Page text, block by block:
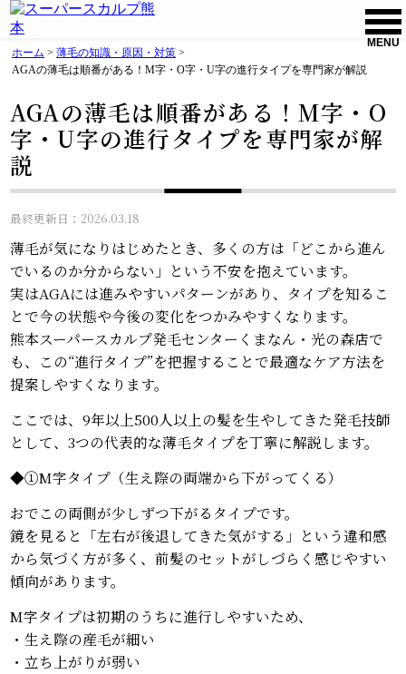
MENU
ホーム >薄毛の知識・原因・対策 >
AGAの薄毛は順番がある！M字・O字・U字の進行タイプを専門家が解説
AGAの薄毛は順番がある！M字・O
字・U字の進行タイプを専門家が解
説
最終更新日：2026.03.18
薄毛が気になりはじめたとき、多くの方は「どこから進ん
でいるのか分からない」という不安を抱えています。
実はAGAには進みやすいパターンがあり、タイプを知るこ
とで今の状態や今後の変化をつかみやすくなります。
熊本スーパースカルプ発毛センターくまなん・光の森店で
も、この“進行タイプ”を把握することで最適なケア方法を
提案しやすくなります。
ここでは、9年以上500人以上の髪を生やしてきた発毛技師
として、3つの代表的な薄毛タイプを丁寧に解説します。
◆①M字タイプ（生え際の両端から下がってくる）
おでこの両側が少しずつ下がるタイプです。
鏡を見ると「左右が後退してきた気がする」という違和感
から気づく方が多く、前髪のセットがしづらく感じやすい
傾向があります。
M字タイプは初期のうちに進行しやすいため、
・生え際の産毛が細い
・立ち上がりが弱い